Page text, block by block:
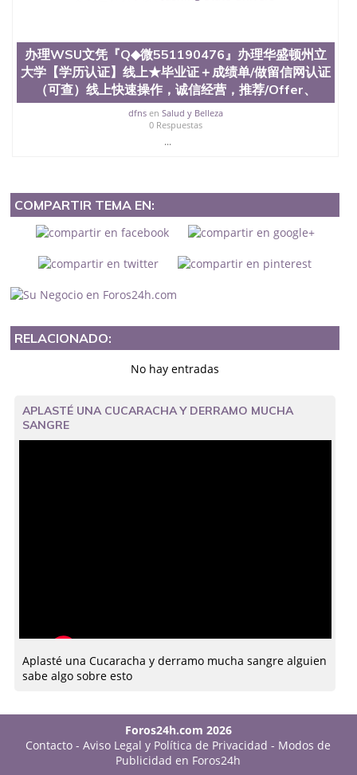
办理WSU文凭『Q◆微551190476』办理华盛顿州立
大学【学历认证】线上★毕业证＋成绩单/做留信网认证
（可查）线上快速操作，诚信经营，推荐/Offer、
dfnsen Salud y Belleza
0 Respuestas
...
COMPARTIR TEMA EN:
RELACIONADO:
No hay entradas
APLASTÉ UNA CUCARACHA Y DERRAMO MUCHA
SANGRE
Aplasté una Cucaracha y derramo mucha sangre alguien
sabe algo sobre esto
Foros24h.com 2026
Contacto -Aviso Legal y Política de Privacidad - Modos de
Publicidad en Foros24h